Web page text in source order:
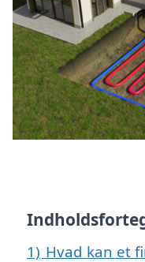
1) Hvad kan et